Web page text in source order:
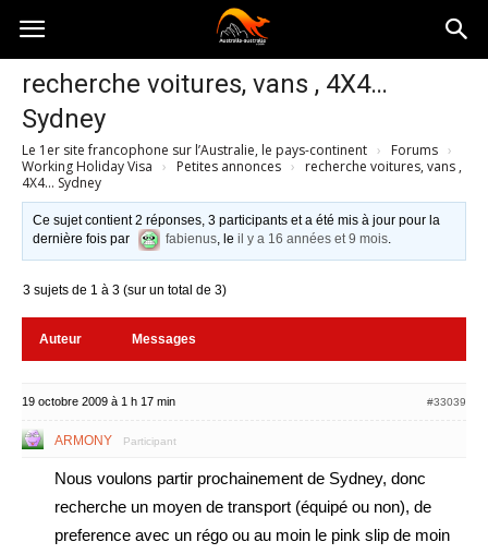
Australia-
australie.com
recherche voitures, vans , 4X4…
Sydney
Le 1er site francophone sur l’Australie, le pays-continent › Forums ›
Working Holiday Visa › Petites annonces ›
recherche voitures, vans ,
4X4… Sydney
Ce sujet contient 2 réponses, 3 participants et a été mis à jour pour la
dernière fois par
fabienus, leil y a 16 années et 9 mois.
3 sujets de 1 à 3 (sur un total de 3)
Auteur Messages
19 octobre 2009 à 1 h 17 min #33039
ARMONY Participant
Nous voulons partir prochainement de Sydney, donc
recherche un moyen de transport (équipé ou non), de
preference avec un régo ou au moin le pink slip de moin